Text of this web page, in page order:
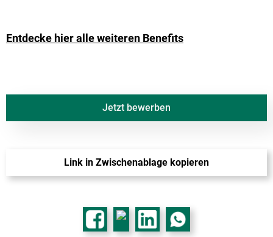
Entdecke hier alle weiteren Benefits
Jetzt bewerben
Link in Zwischenablage kopieren